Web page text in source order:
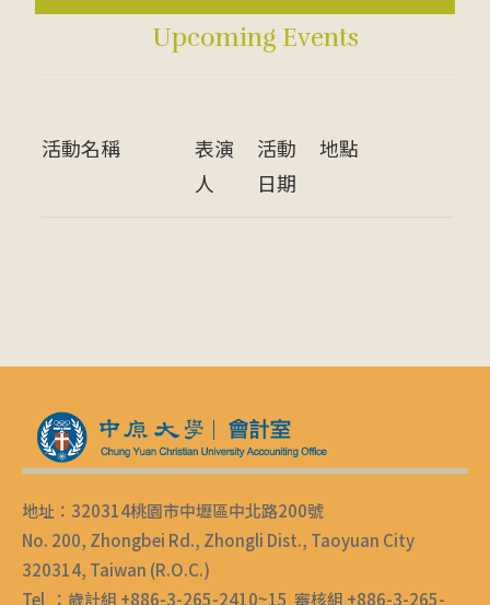
Upcoming Events
活動名稱
表演
人
活動
日期
地點
地址：320314桃園市中壢區中北路200號
No. 200, Zhongbei Rd., Zhongli Dist., Taoyuan City
320314, Taiwan (R.O.C.)
Tel ：歲計組 +886-3-265-2410~15 審核組 +886-3-265-